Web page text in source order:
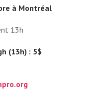
à Montréal
13h
(13h) : 5$